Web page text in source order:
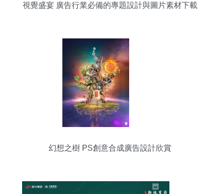
視覺盛宴 廣告行業必備的專題設計與圖片素材下載
幻想之樹 PS創意合成廣告設計欣賞